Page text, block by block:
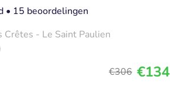
• 15 beoordelingen
Crêtes - Le Saint Paulien
€306 €134